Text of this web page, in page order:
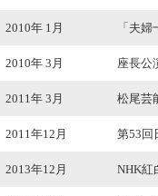
2010年 1月 「夫
2010年 3月 座長公
2011年 3月 松尾芸
2011年12月 第53回
2013年12月 NHK紅